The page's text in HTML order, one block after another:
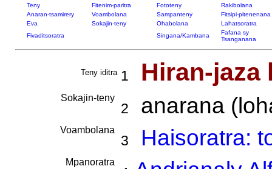
Teny Fitenim-paritra Fototeny
Rakibolana
Anaran-tsamirery
Voambolana Sampanteny
Fitsipi-pitenenana
Eva
Sokajin-teny Ohabolana
Lahatsoratra
Fivaditsoratra
Singana/Kambana
Fafana sy
Tsanganana
Teny iditra 1 Hiran-jaza
Sokajin-teny
2 anarana
Voambolana
3 Haisoratra:
Mpanoratra